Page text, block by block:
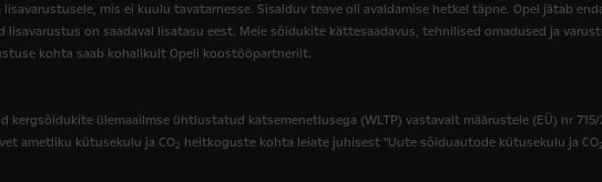
mis ei kuulu tavatarnesse. Sisalduv teave oli avaldamise hetkel täpne. Opel jätab
on saadaval lisatasu eest. Meie sõidukite kättesaadavus, tehnilised omadused ja
kohta saab kohalikult Opeli koostööpartnerilt.
kergsõidukite ülemaailmse ühtlustatud katsemenetlusega (WLTP) vastavalt määrustele (EÜ) nr
ametliku kütusekulu ja CO2 heitkoguste kohta leiate juhisest "Uute sõiduautode kütusekulu ja CO2